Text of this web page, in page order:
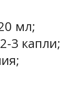
мл;
3 капли;